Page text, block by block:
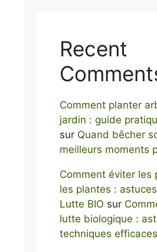
Recent
Comment planter
jardin : guide
sur Quand bêcher
meilleurs moments
Comment éviter les
les plantes :
Lutte BIO sur
lutte biologique :
techniques efficaces